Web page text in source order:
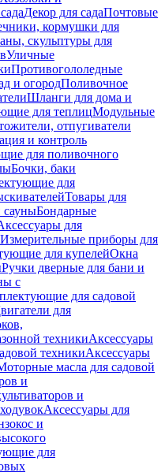
Декор для садаПочтовые
кормушки для
скульптуры для
Уличные
Противогололедные
и огородПоливочное
Шланги для дома и
для теплицМодульные
отпугиватели
и контроль
для поливочного
Бочки, баки
для
Товары для
сауныБондарные
для
Измерительные приборы для
для купелейОкна
Ручки дверные для бани и
с
для садовой
для
техникиАксессуары
техникиАксессуары
масла для садовой
и
и
Аксессуары для
и
для